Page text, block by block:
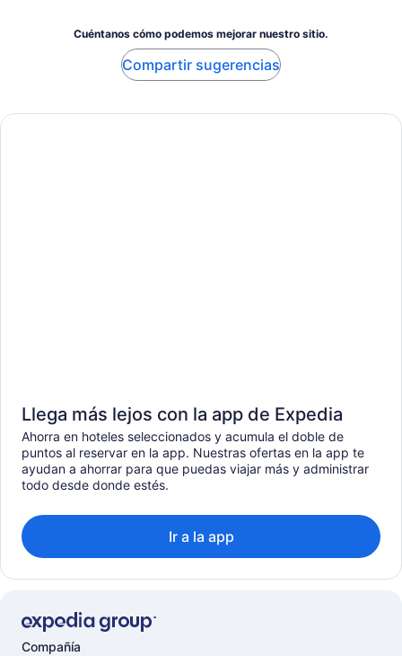
Cuéntanos cómo podemos mejorar nuestro sitio.
Compartir sugerencias
Llega más lejos con la app de Expedia
Ahorra en hoteles seleccionados y acumula el doble de
puntos al reservar en la app. Nuestras ofertas en la app te
ayudan a ahorrar para que puedas viajar más y administrar
todo desde donde estés.
Ir a la app
Compañía